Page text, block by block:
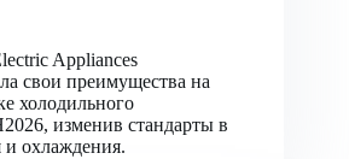
Appliances
свои преимущества на
холодильного
изменив стандарты в
и охлаждения.